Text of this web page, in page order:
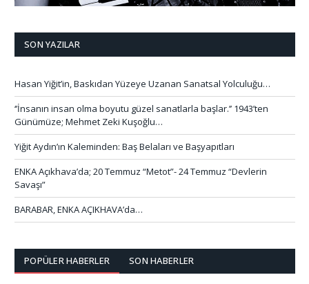
SON YAZILAR
Hasan Yiğit’in, Baskıdan Yüzeye Uzanan Sanatsal Yolculuğu…
‘’İnsanın insan olma boyutu güzel sanatlarla başlar.’’ 1943’ten
Günümüze; Mehmet Zeki Kuşoğlu…
Yiğit Aydın’ın Kaleminden: Baş Belaları ve Başyapıtları
ENKA Açıkhava’da; 20 Temmuz “Metot”- 24 Temmuz “Devlerin
Savaşı”
BARABAR, ENKA AÇIKHAVA’da…
POPÜLER HABERLER SON HABERLER